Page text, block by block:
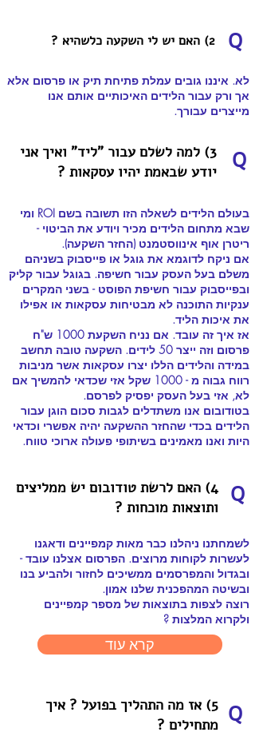
2) האם יש לי השקעה כלשהיא ? Q
לא. איננו גובים עמלת פתיחת תיק או פרסום אלא
אך ורק עבור הלידים האיכותיים אותם אנו
מייצרים עבורך.
3) למה לשלם עבור "ליד" ואיך אני
יודע שבאמת יהיו עסקאות ?
Q
בעולם הלידים לשאלה הזו תשובה בשם ROI ומי
שבא מתחום הלידים מכיר ויודע את הביטוי -
ריטרן אוף אינווסטמנט (החזר השקעה).
אם ניקח לדוגמא את גוגל או פייסבוק בשניהם
משלם בעל העסק עבור חשיפה. בגוגל עבור קליק
ובפייסבוק עבור חשיפת הפוסט - בשני המקרים
ענקיות התוכנה לא מבטיחות עסקאות או אפילו
את איכות הליד.
אז איך זה עובד. אם נניח השקעת 1000 ש"ח
פרסום וזה ייצר 50 לידים. השקעה טובה תחשב
במידה והלידים הללו יצרו עסקאות אשר מניבות
רווח גבוה מ - 1000 שקל אזי שכדאי להמשיך אם
לא, אזי בעל העסק יפסיק לפרסם.
בטודובום אנו משתדלים לגבות סכום הוגן עבור
הלידים בכדי שהחזר ההשקעה יהיה אפשרי וכדאי
היות ואנו מאמינים בשיתופי פעולה ארוכי טווח.
4) האם לרשת טודובום יש ממליצים
ותוצאות מוכחות ?
Q
לשמחתנו ניהלנו כבר מאות קמפיינים ודאגנו
לעשרות לקוחות מרוצים. הפרסום אצלנו עובד -
ובגדול והמפרסמים ממשיכים לחזור ולהביע בנו
ובשיטה המהפכנית שלנו אמון.
רוצה לצפות בתוצאות של מספר קמפיינים
ולקרוא המלצות ?
קרא עוד
5) אז מה התהליך בפועל ? איך
מתחילים ? Q